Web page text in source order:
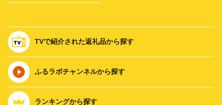
TVで紹介された返礼品から探す
ふるラボチャンネルから探す
ランキングから探す